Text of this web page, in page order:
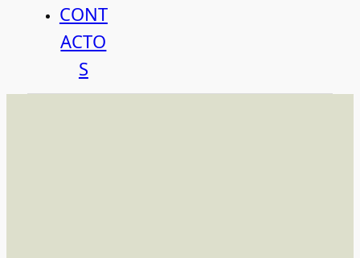
CONT
ACTO
S